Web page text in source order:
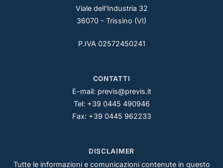
Viale dell'Industria 32
36070 - Trissino (VI)
P.IVA 02572450241
CONTATTI
E-mail: previs@previs.it
Tel: +39 0445 490946
Fax: +39 0445 962233
DISCLAIMER
Tutte le informazioni e comunicazioni contenute in questo